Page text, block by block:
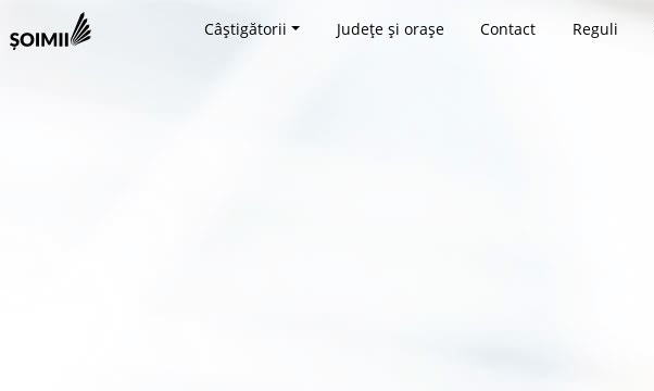
Câștigătorii Județe și orașe Contact Reguli